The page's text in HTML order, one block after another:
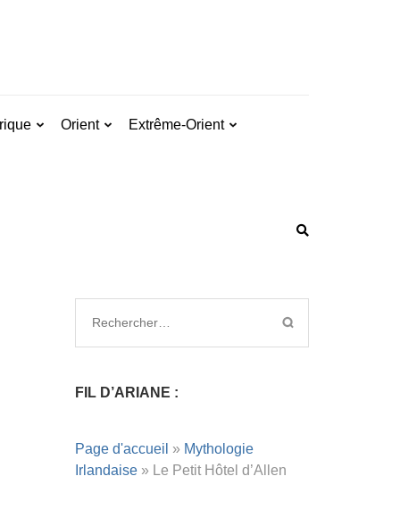
Orient Extrême-Orient
FIL D’ARIANE :
Page d'accueil » Mythologie
Irlandaise» Le Petit Hôtel d’Allen